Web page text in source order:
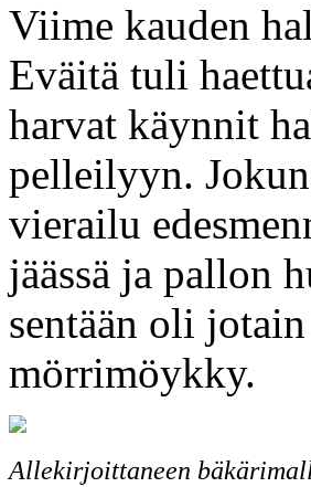
Viime kauden
Eväitä tuli
harvat käynnit
pelleilyyn.
vierailu
jäässä ja pallon
sentään oli
mörrimöykky.
Allekirjoittaneen